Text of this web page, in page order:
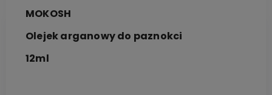
MOKOSH
Olejek arganowy do paznokci
12ml